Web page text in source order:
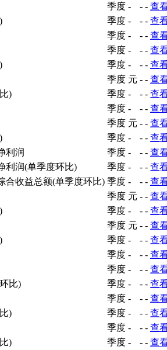
季度 - - - 查
季度 - - - 查
季度 - - - 查
季度 - - - 查
季度 - - - 查
季度 元 - - 查
)
季度 - - - 查
季度 - - - 查
季度 元 - - 查
季度 - - - 查
利润
季度 - - - 查
利润(单季度环比)
季度 - - - 查
合收益总额(单季度环比) 季度 - - - 查
季度 元 - - 查
季度 - - - 查
季度 元 - - 查
季度 - - - 查
季度 - - - 查
季度 - - - 查
比)
季度 - - - 查
季度 - - - 查
)
季度 - - - 查
季度 - - - 查
)
季度 - - - 查